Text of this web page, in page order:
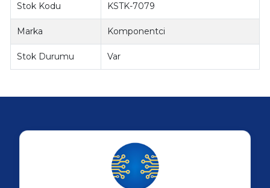
Stok Kodu KSTK-7079
Marka Komponentci
Stok Durumu Var